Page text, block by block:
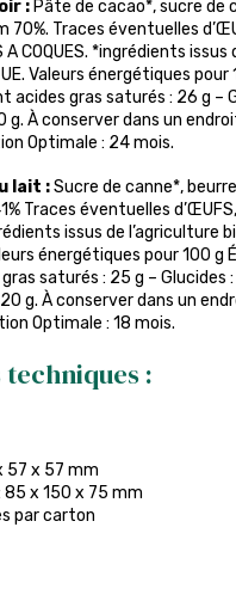
: Pâte de cacao*, sucre de
Traces éventuelles
A COQUES. *ingrédients
UE. Valeurs énergétiques
acides gras saturés : 26 g –
g. À conserver dans un
Optimale : 24 mois.
lait :Sucre de canne*,
Traces éventuelles d’ŒUFS,
issus de l’agriculture
énergétiques pour 100 g
saturés : 25 g – Glucides
g. À conserver dans un
Optimale : 18 mois.
:
57 x 57 mm
x 150 x 75 mm
par carton